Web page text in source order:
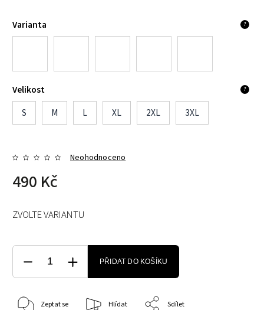
Varianta ?
Velikost ?
S M L XL 2XL 3XL
Neohodnoceno
490 Kč
ZVOLTE VARIANTU
PŘIDAT DO KOŠÍKU
Zeptat se Hlídat Sdílet